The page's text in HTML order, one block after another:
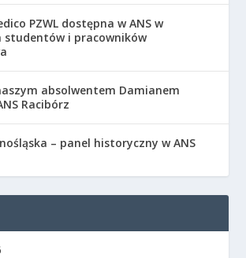
PZWL dostępna w ANS w
studentów i pracowników
absolwentem Damianem
Racibórz
– panel historyczny w ANS